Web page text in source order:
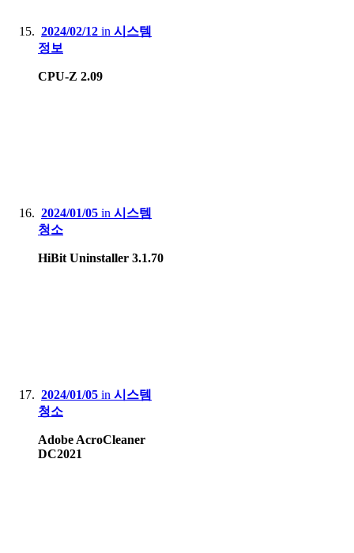
2024/02/12 in 시스템
정보
CPU-Z 2.09
2024/01/05 in 시스템
청소
HiBit Uninstaller 3.1.70
2024/01/05 in 시스템
청소
Adobe AcroCleaner
DC2021